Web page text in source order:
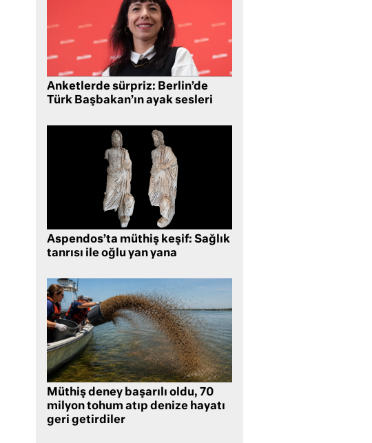
Anketlerde sürpriz: Berlin’de
Türk Başbakan’ın ayak sesleri
Aspendos’ta müthiş keşif: Sağlık
tanrısı ile oğlu yan yana
Müthiş deney başarılı oldu, 70
milyon tohum atıp denize hayatı
geri getirdiler